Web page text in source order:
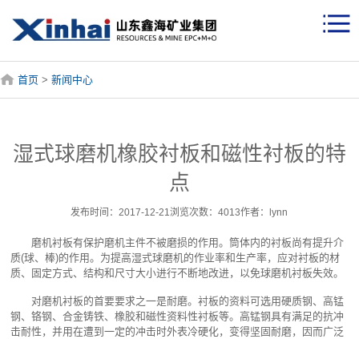
首页 > 新闻中心
湿式球磨机橡胶衬板和磁性衬板的特
点
发布时间：2017-12-21浏览次数：4013作者：lynn
磨机衬板有保护磨机主件不被磨损的作用。筒体内的衬板尚有提升介
质(球、棒)的作用。为提高湿式球磨机的作业率和生产率，应对衬板的材
质、固定方式、结构和尺寸大小进行不断地改进，以免球磨机衬板失效。
对磨机衬板的首要要求之一是耐磨。衬板的资料可选用硬质钢、高锰
钢、铬钢、合金铸铁、橡胶和磁性资料性衬板等。高锰钢具有满足的抗冲
击耐性，并用在遭到一定的冲击时外表冷硬化，变得坚固耐磨，因而广泛